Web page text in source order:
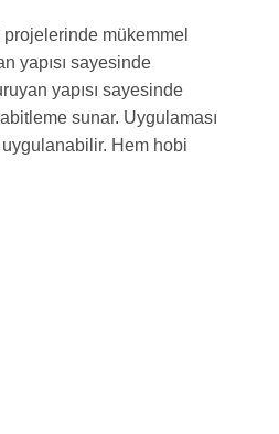
mükemmel
yapısı sayesinde
yapısı sayesinde
sunar. Uygulaması
uygulanabilir. Hem hobi